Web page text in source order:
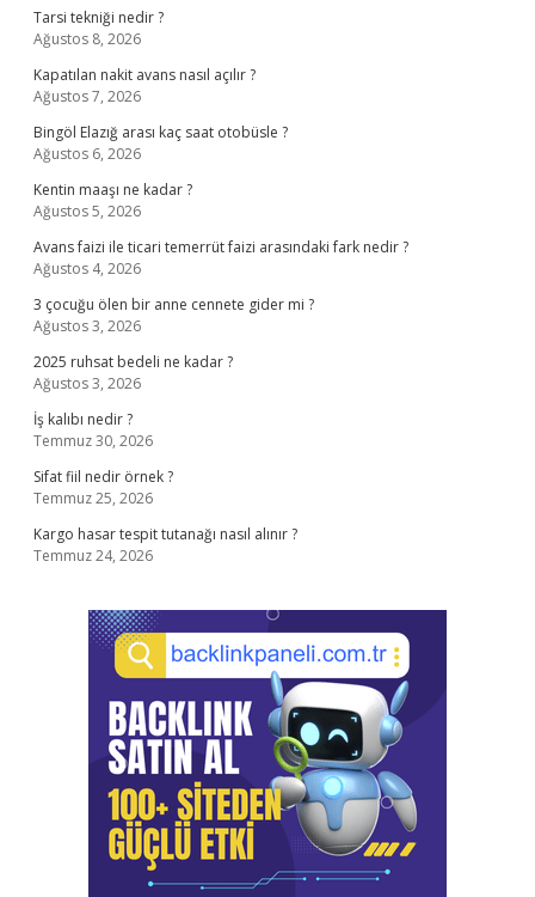
Tarsi tekniği nedir ?
Ağustos 8, 2026
Kapatılan nakit avans nasıl açılır ?
Ağustos 7, 2026
Bingöl Elazığ arası kaç saat otobüsle ?
Ağustos 6, 2026
Kentin maaşı ne kadar ?
Ağustos 5, 2026
Avans faizi ile ticari temerrüt faizi arasındaki fark nedir ?
Ağustos 4, 2026
3 çocuğu ölen bir anne cennete gider mi ?
Ağustos 3, 2026
2025 ruhsat bedeli ne kadar ?
Ağustos 3, 2026
İş kalıbı nedir ?
Temmuz 30, 2026
Sifat fiil nedir örnek ?
Temmuz 25, 2026
Kargo hasar tespit tutanağı nasıl alınır ?
Temmuz 24, 2026